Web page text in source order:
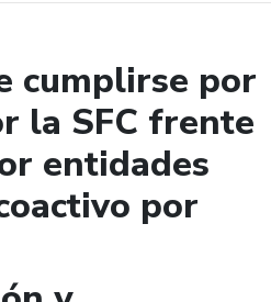
cumplirse por
la SFC frente
entidades
por